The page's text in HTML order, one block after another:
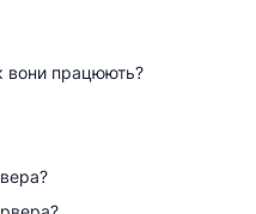
вони працюють?